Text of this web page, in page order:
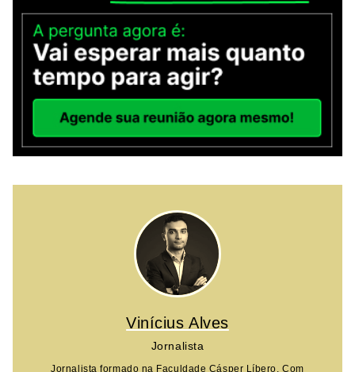
Vinícius Alves
Jornalista
Jornalista formado na Faculdade Cásper Líbero. Com